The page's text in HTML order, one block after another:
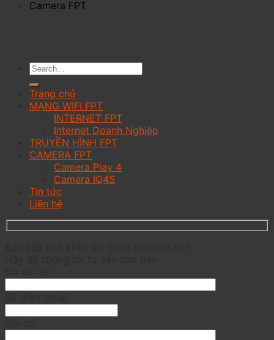
Camera FPT
Trang chủ
MẠNG WIFI FPT
INTERNET FPT
Internet Doanh Nghiệp
TRUYỀN HÌNH FPT
CAMERA FPT
Camera Play 4
Camera IQ4S
Tin tức
Liên hệ